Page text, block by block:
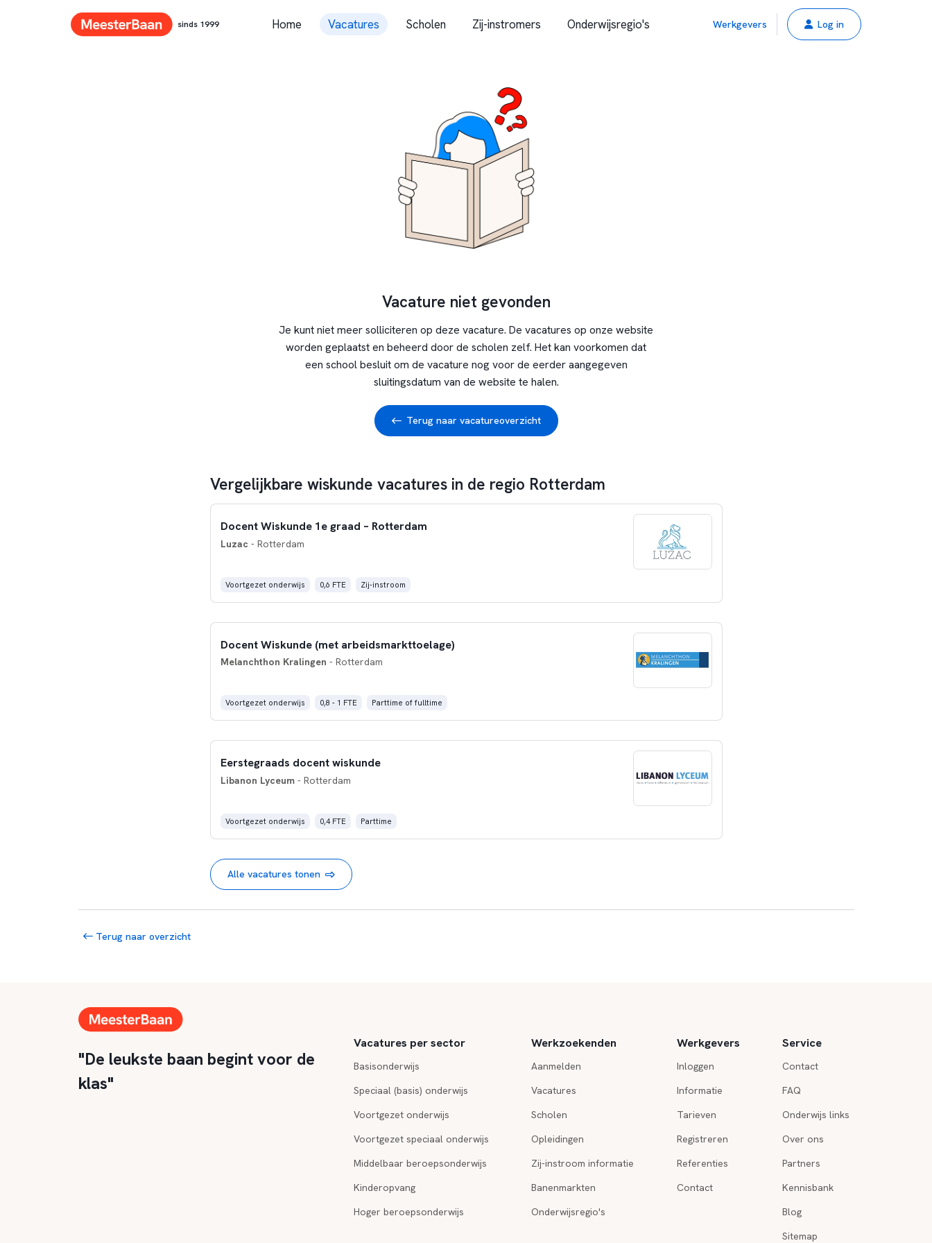
sinds 1999 Home Vacatures Scholen Zij-instromers Onderwijsregio's Werkgevers Log in
Vacature niet gevonden
Je kunt niet meer solliciteren op deze vacature. De vacatures op onze website
worden geplaatst en beheerd door de scholen zelf. Het kan voorkomen dat
een school besluit om de vacature nog voor de eerder aangegeven
sluitingsdatum van de website te halen.
Terug naar vacatureoverzicht
Vergelijkbare wiskunde vacatures in de regio Rotterdam
Docent Wiskunde 1e graad – Rotterdam
Luzac - Rotterdam
Voortgezet onderwijs 0,6 FTE Zij-instroom
Docent Wiskunde (met arbeidsmarkttoelage)
Melanchthon Kralingen - Rotterdam
Voortgezet onderwijs 0,8 - 1 FTE Parttime of fulltime
Eerstegraads docent wiskunde
Libanon Lyceum- Rotterdam
Voortgezet onderwijs 0,4 FTE Parttime
Alle vacatures tonen
Terug naar overzicht
"De leukste baan begint voor de
klas"
Vacatures per sector
Basisonderwijs
Speciaal (basis) onderwijs
Voortgezet onderwijs
Voortgezet speciaal onderwijs
Middelbaar beroepsonderwijs
Kinderopvang
Hoger beroepsonderwijs
Werkzoekenden
Aanmelden
Vacatures
Scholen
Opleidingen
Zij-instroom informatie
Banenmarkten
Onderwijsregio's
Werkgevers
Inloggen
Informatie
Tarieven
Registreren
Referenties
Contact
Service
Contact
FAQ
Onderwijs links
Over ons
Partners
Kennisbank
Blog
Sitemap